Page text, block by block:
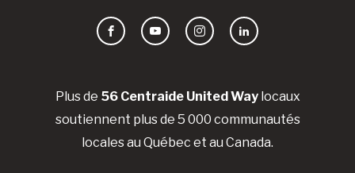
Plus de 56 Centraide United Waylocaux
soutiennent plus de 5 000 communautés
locales au Québec et au Canada.
FacebookYouTubeInstagramLinkedIn